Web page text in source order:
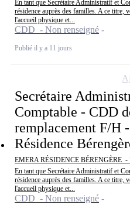
En tant que Secrétaire Administratif et
résidence auprès des familles. A ce titre,
l'accueil physique et...
CDD - Non renseigné
Publié il y a 11 jours
Secrétaire
Comptable - CDD
remplacement F/H
Résidence
EMERA RÉSIDENCE BÉRENGÈRE -
En tant que Secrétaire Administratif et
résidence auprès des familles. A ce titre,
l'accueil physique et...
CDD - Non renseigné